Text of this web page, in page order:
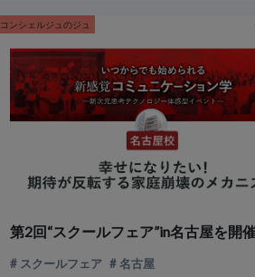
コンシェルジュのジュ
スクールフェア 名古屋